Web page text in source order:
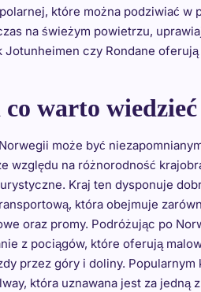
które można podziwiać w
na świeżym powietrzu,
Jotunheimen czy Rondane
co warto
może być
względu na różnorodność
Kraj ten dysponuje
która obejmuje
oraz promy. Podróżując po
z pociągów, które oferują
przez góry i doliny. Popularnym
która uznawana jest za jedną z